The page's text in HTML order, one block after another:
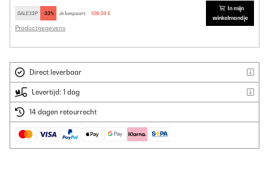
SALE32P -32% Je bespaart: 106,24 €
Productgegevens
In mijn
winkelmandje
Direct leverbaar
Levertijd: 1 dag
14 dagen retourrecht